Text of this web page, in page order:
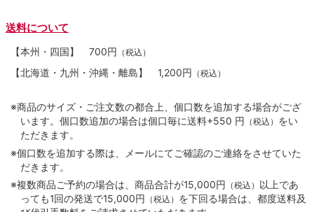
送料について
【本州・四国】 700円 （税込）
【北海道・九州・沖縄・離島】 1,200円 （税込）
※商品のサイズ・ご注文数の都合上、個口数を追加する場合がござ
います。個口数追加の場合は個口毎に送料+550 円 （税込） をい
ただきます。
※個口数を追加する際は、メールにてご確認のご連絡をさせていた
だきます。
※複数商品ご予約の場合は、商品合計が15,000円 （税込） 以上であ
っても1回の発送で15,000円 （税込） を下回る場合は、都度送料及